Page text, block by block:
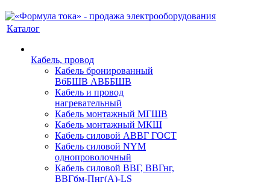
Каталог
Кабель, провод
Кабель бронированный
ВбБШВ АВББШВ
Кабель и провод
нагревательный
Кабель монтажный МГШВ
Кабель монтажный МКШ
Кабель силовой АВВГ ГОСТ
Кабель силовой NYM
однопроволочный
Кабель силовой ВВГ, ВВГнг,
ВВГбм-Пнг(А)-LS